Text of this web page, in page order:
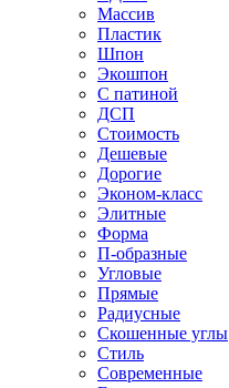
Массив
Пластик
Шпон
Экошпон
С патиной
ДСП
Стоимость
Дешевые
Дорогие
Эконом-класс
Элитные
Форма
П-образные
Угловые
Прямые
Радиусные
Скошенные углы
Стиль
Современные